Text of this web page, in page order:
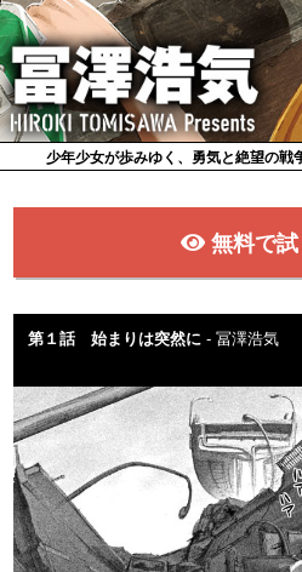
少年少女が歩みゆく、勇気と絶望の戦
無料で試